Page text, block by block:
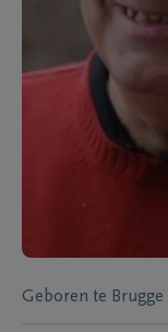
Geboren te Brugge